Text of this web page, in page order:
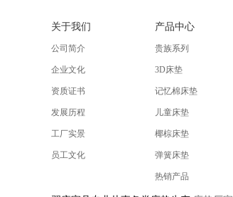
关于我们
公司简介
企业文化
资质证书
发展历程
工厂实景
员工文化
产品中心
贵族系列
3D床垫
记忆棉床垫
儿童床垫
椰棕床垫
弹簧床垫
热销产品